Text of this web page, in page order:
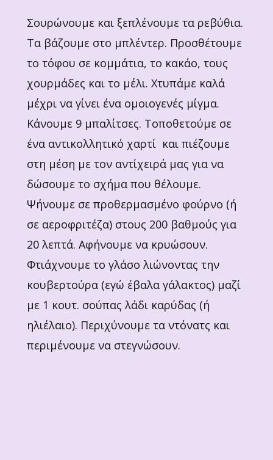
Σουρώνουμε και ξεπλένουμε τα ρεβύθια.
Τα βάζουμε στο μπλέντερ. Προσθέτουμε
το τόφου σε κομμάτια, το κακάο, τους
χουρμάδες και το μέλι. Χτυπάμε καλά
μέχρι να γίνει ένα ομοιογενές μίγμα.
Κάνουμε 9 μπαλίτσες. Τοποθετούμε σε
ένα αντικολλητικό χαρτί και πιέζουμε
στη μέση με τον αντίχειρά μας για να
δώσουμε το σχήμα που θέλουμε.
Ψήνουμε σε προθερμασμένο φούρνο (ή
σε αεροφριτέζα) στους 200 βαθμούς για
20 λεπτά. Αφήνουμε να κρυώσουν.
Φτιάχνουμε το γλάσο λιώνοντας την
κουβερτούρα (εγώ έβαλα γάλακτος) μαζί
με 1 κουτ. σούπας λάδι καρύδας (ή
ηλιέλαιο). Περιχύνουμε τα ντόνατς και
περιμένουμε να στεγνώσουν.